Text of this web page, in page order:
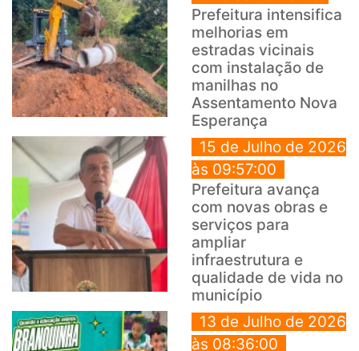
Prefeitura intensifica
melhorias em
estradas vicinais
com instalação de
manilhas no
Assentamento Nova
Esperança
15 de Julho de 2026
às 09:57:00
Prefeitura avança
com novas obras e
serviços para
ampliar
infraestrutura e
qualidade de vida no
município
13 de Julho de 2026
às 08:36:00